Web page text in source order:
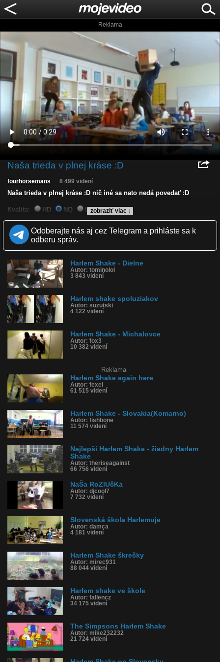
Reklama
Naša trieda v plnej kráse :D
zobraziť viac ↓
fourhorsemans 8 499 videní
Naša trieda v plnej kráse :D nič iné sa nato nedá povedať :D
Kvalita: HD NQ
LQ
Zverejnené: 24.2.2013 20:15
Páči sa: 30% (20 hlasov)
Obľúbené: 1
Komentárov: 3
Dľžka: 0:29
Tagy: harlem shake, trieda, žiaci, škola
História sledovanosti videa:
Odoberajte nás aj cez Telegram a prihláste sa k
odberu správ.
Harlem Shake - Dielne
Autor: tominolol
3 843 videní
Harlem shake spoluziakov
Autor: suzutski
4 122 videní
Harlem Shake - Michalovce
Autor: fox3
10 382 videní
Reklama
Harlem Shake again here
Autor: fexel
61 515 videní
Harlem Shake - Slovakia(Komarno)
Autor: fishbone
11 574 videní
Najlepší Harlem Shake - žiadny Harlem
Shake
Autor: theriseagainst
66 756 videní
NaŠa RoZlUčKa
Autor: djcool7
7 732 videní
Slovenská škola Harlemuje
Autor: damca
4 181 videní
Harlem Shake škrečky
Autor: mirec931
88 044 videní
Harlem shake ve škole
Autor: fallencz
34 175 videní
The Simpsons Harlem Shake
Autor: mike232232
21 724 videní